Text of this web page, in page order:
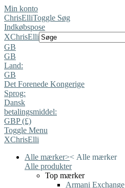
Min konto
ChrisElliToggle Søg
Indkøbspose
XChrisElli
GB
GB
Land:
GB
Det Forenede Kongerige
Sprog:
Dansk
betalingsmiddel:
GBP (£)
Toggle Menu
XChrisElli
Alle mærker>< Alle mærker
Alle produkter
Top mærker
Armani Exchange